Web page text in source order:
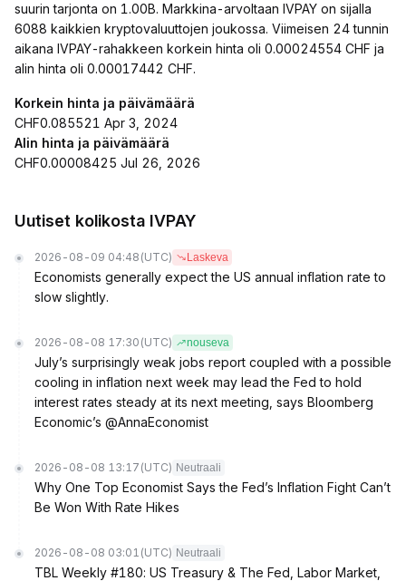
suurin tarjonta on 1.00B. Markkina-arvoltaan IVPAY on sijalla
6088 kaikkien kryptovaluuttojen joukossa. Viimeisen 24 tunnin
aikana IVPAY-rahakkeen korkein hinta oli 0.00024554 CHF ja
alin hinta oli 0.00017442 CHF.
Korkein hinta ja päivämäärä
CHF0.085521 Apr 3, 2024
Alin hinta ja päivämäärä
CHF0.00008425 Jul 26, 2026
Uutiset kolikosta IVPAY
2026-08-09 04:48 (UTC) Laskeva
Economists generally expect the US annual inflation rate to
slow slightly.
2026-08-08 17:30 (UTC) nouseva
July’s surprisingly weak jobs report coupled with a possible
cooling in inflation next week may lead the Fed to hold
interest rates steady at its next meeting, says Bloomberg
Economic’s @AnnaEconomist
2026-08-08 13:17 (UTC) Neutraali
Why One Top Economist Says the Fed’s Inflation Fight Can’t
Be Won With Rate Hikes
2026-08-08 03:01 (UTC) Neutraali
TBL Weekly #180: US Treasury & The Fed, Labor Market,